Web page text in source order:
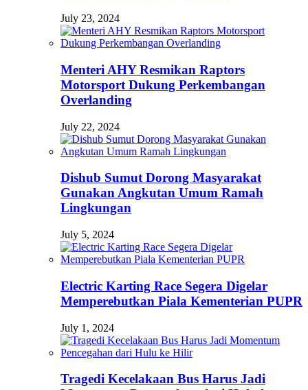
July 23, 2024
Menteri AHY Resmikan Raptors
Motorsport Dukung Perkembangan
Overlanding
July 22, 2024
Dishub Sumut Dorong Masyarakat
Gunakan Angkutan Umum Ramah
Lingkungan
July 5, 2024
Electric Karting Race Segera Digelar
Memperebutkan Piala Kementerian PUPR
July 1, 2024
Tragedi Kecelakaan Bus Harus Jadi